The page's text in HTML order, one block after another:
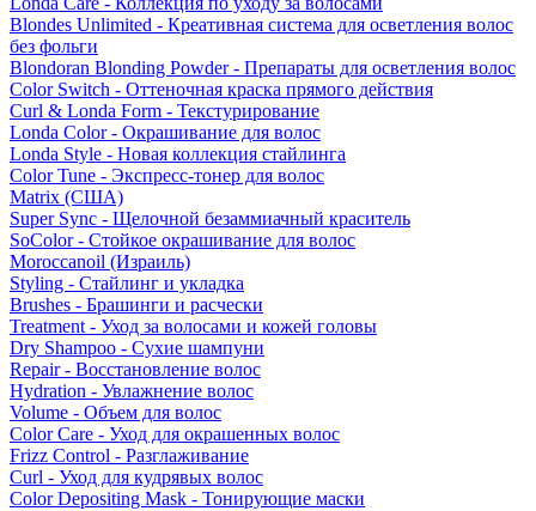
Blondes Unlimited - Креативная система для осветления волос
без фольги
Blondoran Blonding Powder - Препараты для осветления волос
Color Switch - Оттеночная краска прямого действия
Curl & Londa Form - Текстурирование
Londa Color - Окрашивание для волос
Londa Style - Новая коллекция стайлинга
Color Tune - Экспресс-тонер для волос
Matrix (США)
Super Sync - Щелочной безаммиачный краситель
SoColor - Стойкое окрашивание для волос
Moroccanoil (Израиль)
Styling - Стайлинг и укладка
Brushes - Брашинги и расчески
Treatment - Уход за волосами и кожей головы
Dry Shampoo - Сухие шампуни
Repair - Восстановление волос
Hydration - Увлажнение волос
Volume - Объем для волос
Color Care - Уход для окрашенных волос
Frizz Control - Разглаживание
Curl - Уход для кудрявых волос
Color Depositing Mask - Тонирующие маски